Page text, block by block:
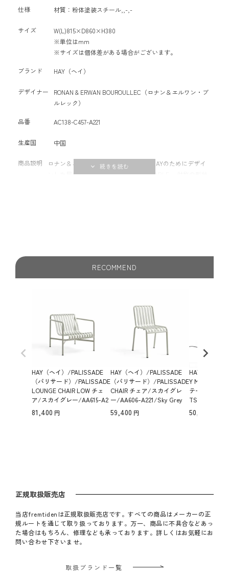
仕様 材質：粉体塗装スチール,,-,-
サイズ
W(L)815×D860×H380
※単位はmm
※サイズは個体差がある場合がございます。
ブランド HAY（ヘイ）
デザイナー
RONAN & ERWAN BOUROULLEC（ロナン＆エルワン・ブ
ルレック）
品番 AC138-C457-A221
生産国 中国
商品説明
ロナン＆エルワン・ブルレック兄弟がHAYのためにデザイ
ンした屋外用家具のPALISSADE LOW TABLE。 対称の形状
RECOMMEND
HAY（ヘイ）/PALISSADE
（パリサード）/PALISSADE
LOUNGE CHAIR LOW チェ
ア/スカイグレー/AA615-A2
21/Sky Grey 【納期】約3～4
週間（メーカー欠品時を除
81,400
HAY（ヘイ）/PALISSADE
（パリサード）/PALISSADE
CHAIR チェア/スカイグレ
ー/AA606-A221/Sky Grey
【納期】約3～4週間（メー
カー欠品時を除く）
59,400
HAY（ヘイ）
Y MATIN
テーブルラン
TSI/AC070-
期】約3～4週
欠品時を除く
50,600
正規取扱販売店
当店fremtidenは正規取扱販売店です。すべての商品はメーカーの正
規ルートを通じて取り扱っております。万一、商品に不具合などあっ
た場合はもちろん、修理なども承っております。詳しくはお気軽にお
問い合わせ下さいませ。
取扱ブランド一覧